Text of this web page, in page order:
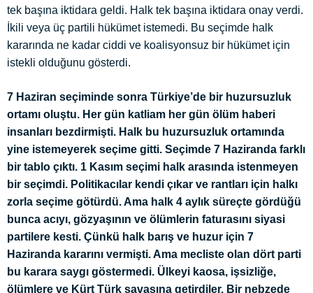
tek başına iktidara geldi. Halk tek başına iktidara onay verdi.
İkili veya üç partili hükümet istemedi. Bu seçimde halk
kararında ne kadar ciddi ve koalisyonsuz bir hükümet için
istekli olduğunu gösterdi.
7 Haziran seçiminde sonra Türkiye’de bir huzursuzluk
ortamı oluştu. Her gün katliam her gün ölüm haberi
insanları bezdirmişti. Halk bu huzursuzluk ortamında
yine istemeyerek seçime gitti. Seçimde 7 Haziranda farklı
bir tablo çıktı. 1 Kasım seçimi halk arasında istenmeyen
bir seçimdi. Politikacılar kendi çıkar ve rantları için halkı
zorla seçime götürdü. Ama halk 4 aylık süreçte gördüğü
bunca acıyı, gözyaşının ve ölümlerin faturasını siyasi
partilere kesti. Çünkü halk barış ve huzur için 7
Haziranda kararını vermişti. Ama mecliste olan dört parti
bu karara saygı göstermedi. Ülkeyi kaosa, işsizliğe,
ölümlere ve Kürt Türk savaşına getirdiler. Bir nebzede